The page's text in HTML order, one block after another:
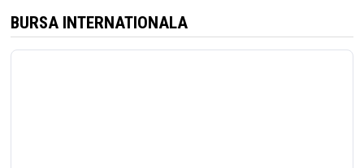
BURSA INTERNATIONALA